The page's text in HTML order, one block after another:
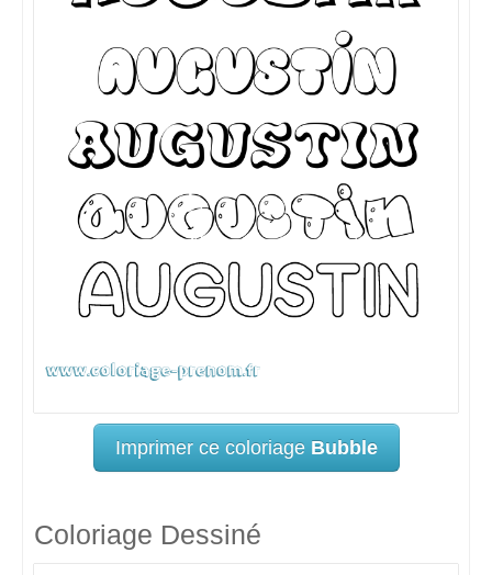
Imprimer ce coloriage Bubble
Coloriage Dessiné